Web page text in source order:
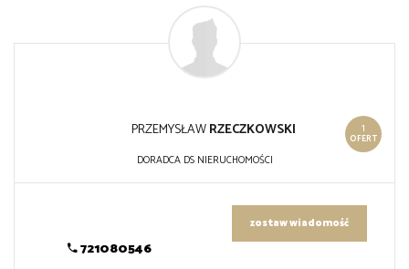
1
OFERT
PRZEMYSŁAWRZECZKOWSKI
DORADCA DS NIERUCHOMOŚCI
721080546
zostaw wiadomość